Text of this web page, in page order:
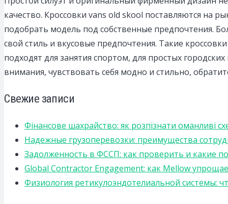
качество. Кроссовки vans old skool поставляются на
подобрать модель под собственные предпочтения.
свой стиль и вкусовые предпочтения. Такие
подходят для занятия спортом, для простых
внимания, чувствовать себя модно и стильно,
Свежие записи
Фінансове шахрайство: як розпізнати оманливі
Надежные грузоперевозки: преимущества
Задолженность в ФССП: как проверить и какие
Global Contractor Engagement: как Mellow
Физиология ретикулоэндотелиальной системы: